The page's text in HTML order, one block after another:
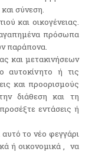
σύνεση.
και οικογένειας.
πρόσωπα
παράπονα.
και μετακινήσεων
αυτοκίνητο ή τις
και προορισμούς
διάθεση και τη
εντάσεις ή
το νέο φεγγάρι
ή οικονομικά , να